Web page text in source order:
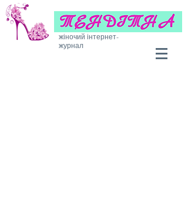
жіночий інтернет-
журнал